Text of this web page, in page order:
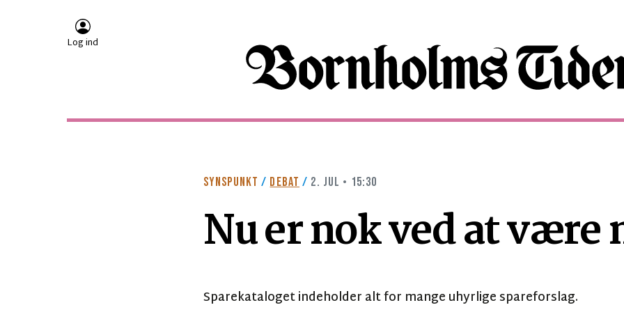
Log ind
SYNSPUNKT / DEBAT / 2. JUL • 15:30
Nu er nok ved at være
Sparekataloget indeholder alt for mange uhyrlige spareforslag.